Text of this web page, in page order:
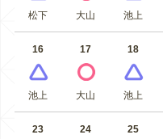
松下 大山 池上
16
池上
17
大山
18
池上
23 24 25